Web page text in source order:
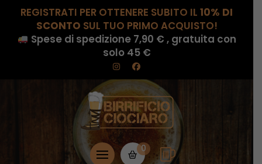
REGISTRATI PER OTTENERE SUBITO IL 10% DI
SCONTO SUL TUO PRIMO ACQUISTO!
Spese di spedizione 7,90 € , gratuita con
solo 45 €
0